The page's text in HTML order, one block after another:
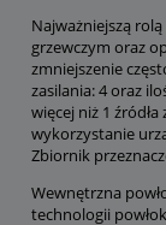
Najważniejszą
grzewczym oraz
zmniejszenie
zasilania: 4 oraz
więcej niż 1
wykorzystanie
Zbiornik
Wewnętrzna
technologii